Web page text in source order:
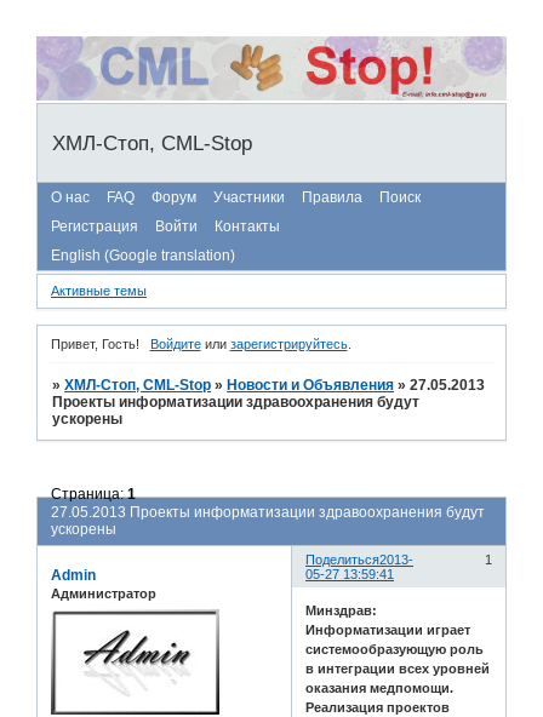
ХМЛ-Стоп, CML-Stop
О нас FAQ Форум Участники Правила
Поиск
Регистрация
Войти
Контакты
English (Google translation)
Активные темы
Привет, Гость! Войдитеили зарегистрируйтесь.
»ХМЛ-Стоп, CML-Stop » Новости и Объявления »27.05.2013
Проекты информатизации здравоохранения будут
ускорены
27.05.2013 Проекты информатизации здравоохранения будут
ускорены
Страница:1
Поделиться 1
2013-
05-27 13:59:41
Admin
Администратор
Минздрав:
Информатизации играет
системообразующую роль
в интеграции всех уровней
оказания медпомощи.
Реализация проектов